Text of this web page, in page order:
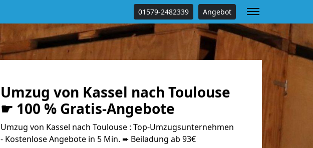
01579-2482339 Angebot
Umzug von Kassel nach Toulouse
☛ 100 % Gratis-Angebote
Umzug von Kassel nach Toulouse : Top-Umzugsunternehmen
- Kostenlose Angebote in 5 Min. ➨ Beiladung ab 93€